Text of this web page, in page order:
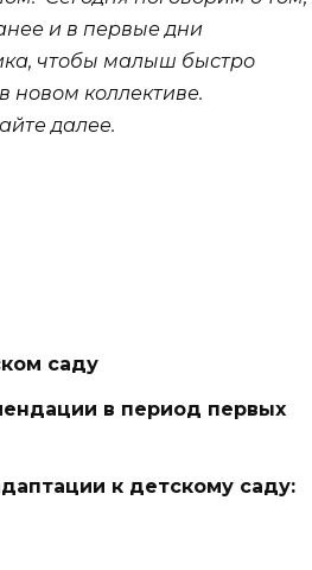
и в первые дни
чтобы малыш быстро
новом коллективе.
далее.
саду
в период первых
к детскому саду: